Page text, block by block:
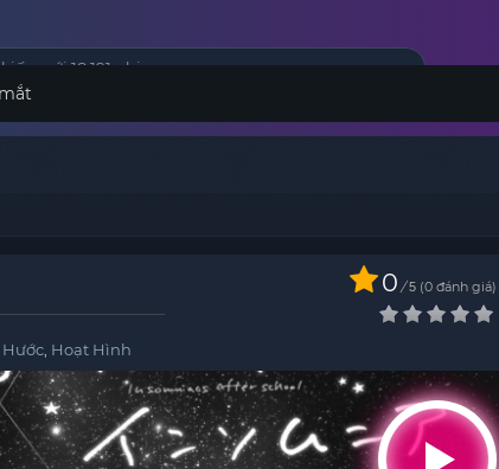
0 / 5 0 đánh giá
Hước Hoạt Hình